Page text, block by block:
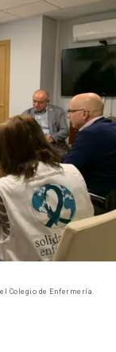
Colegio de Enfermería.